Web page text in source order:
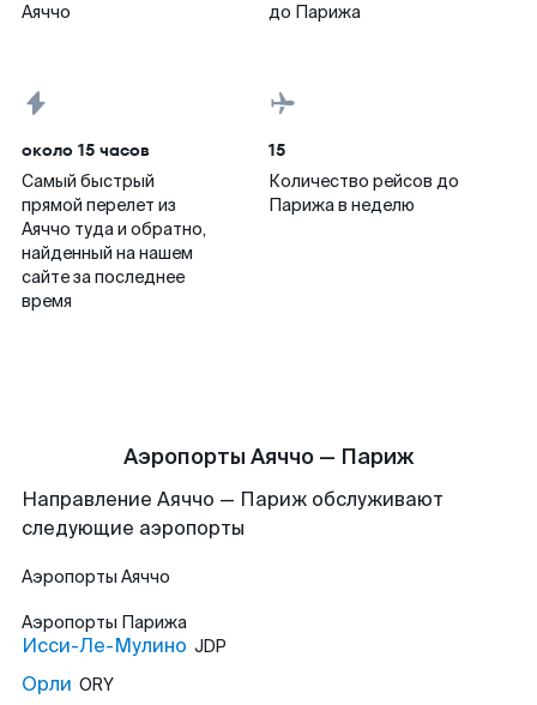
Аяччо
до Парижа
около 15 часов
Самый быстрый
прямой перелет из
Аяччо туда и обратно,
найденный на нашем
сайте за последнее
время
15
Количество рейсов до
Парижа в неделю
Аэропорты Аяччо — Париж
Направление Аяччо — Париж обслуживают
следующие аэропорты
Аэропорты Аяччо
Аэропорты Парижа
Исси-Ле-Мулино JDP
Орли ORY